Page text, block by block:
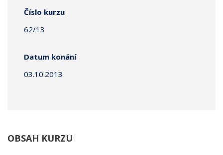
Číslo kurzu
62/13
Datum konání
03.10.2013
OBSAH KURZU